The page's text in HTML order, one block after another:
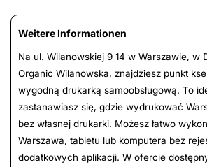
Weitere Informationen
Na ul. Wilanowskiej 9 14 w Warszawie, w
Organic Wilanowska, znajdziesz punkt
wygodną drukarką samoobsługową. To
zastanawiasz się, gdzie wydrukować
bez własnej drukarki. Możesz łatwo
Warszawa, tabletu lub komputera bez
dodatkowych aplikacji. W ofercie